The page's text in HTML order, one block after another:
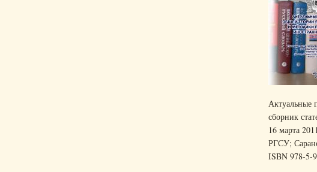
Актуальные
сборник
16 марта
РГСУ;
ISBN 978-5-